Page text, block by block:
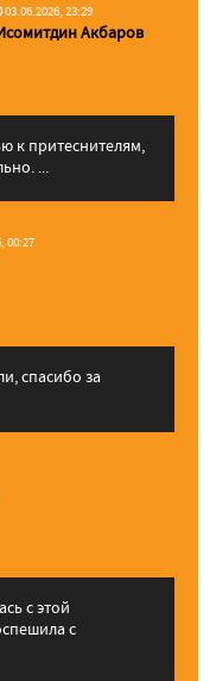
03.06.2026, 23:29
Акбаров
к притеснителям,
...
00:27
спасибо за
с этой
с